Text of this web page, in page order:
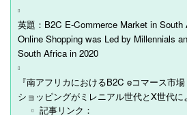
英題：B2C E-Commerce Market in South
Online Shopping was Led by Millennials
South Africa in 2020
『南アフリカにおけるB2C eコマース市
ショッピングがミレニアル世代とX世代に
記事リンク：